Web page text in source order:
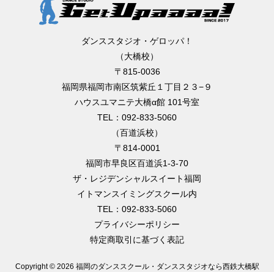
ダンススタジオ・ゲロッパ！
（大橋校）
〒815-0036
福岡県福岡市南区筑紫丘１丁目２３−９
ハウスユマニテ大橋α館 101号室
TEL：092-833-5060
（百道浜校）
〒814-0001
福岡市早良区百道浜1-3-70
ザ・レジデンシャルスイート福岡
イトマンスイミングスクール内
TEL：092-833-5060
プライバシーポリシー
特定商取引に基づく表記
Copyright © 2026 福岡のダンススクール・ダンススタジオなら西鉄大橋駅